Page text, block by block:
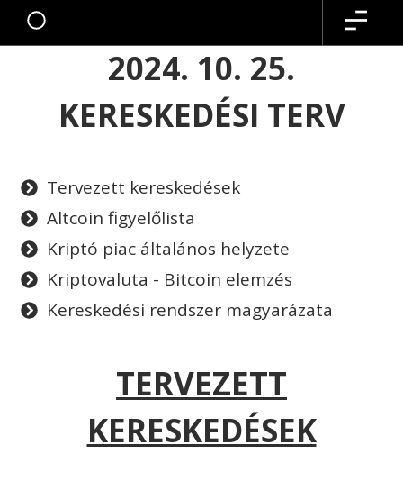
2024. 10. 25.
KERESKEDÉSI TERV
Tervezett kereskedések
Altcoin figyelőlista
Kriptó piac általános helyzete
Kriptovaluta - Bitcoin elemzés
Kereskedési rendszer magyarázata
TERVEZETT
KERESKEDÉSEK